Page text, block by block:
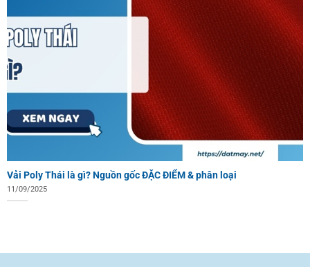
Vải Poly Thái là gì? Nguồn gốc ĐẶC ĐIỂM & phân loại
11/09/2025